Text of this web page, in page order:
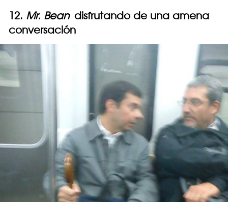
12. Mr. Bean disfrutando de una amena
conversación